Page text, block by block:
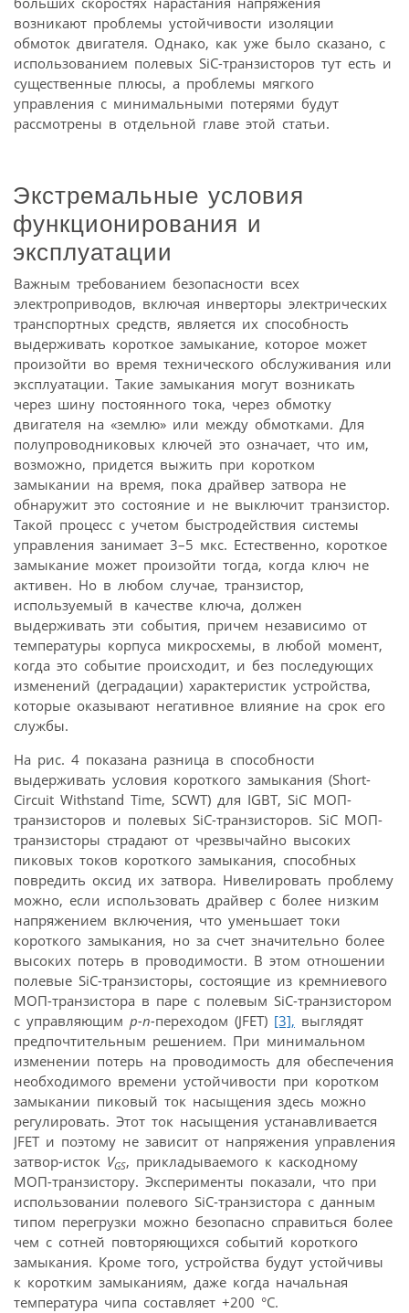
возникают проблемы устойчивости изоляции
обмоток двигателя. Однако, как уже было сказано, с
использованием полевых SiC-транзисторов тут есть и
существенные плюсы, а проблемы мягкого
управления с минимальными потерями будут
рассмотрены в отдельной главе этой статьи.
Экстремальные условия
функционирования и
эксплуатации
Важным требованием безопасности всех
электроприводов, включая инверторы электрических
транспортных средств, является их способность
выдерживать короткое замыкание, которое может
произойти во время технического обслуживания или
эксплуатации. Такие замыкания могут возникать
через шину постоянного тока, через обмотку
двигателя на «землю» или между обмотками. Для
полупроводниковых ключей это означает, что им,
возможно, придется выжить при коротком
замыкании на время, пока драйвер затвора не
обнаружит это состояние и не выключит транзистор.
Такой процесс с учетом быстродействия системы
управления занимает 3–5 мкс. Естественно, короткое
замыкание может произойти тогда, когда ключ не
активен. Но в любом случае, транзистор,
используемый в качестве ключа, должен
выдерживать эти события, причем независимо от
температуры корпуса микросхемы, в любой момент,
когда это событие происходит, и без последующих
изменений (деградации) характеристик устройства,
которые оказывают негативное влияние на срок его
службы.
На рис. 4 показана разница в способности
выдерживать условия короткого замыкания (Short-
Circuit Withstand Time, SCWT) для IGBT, SiC МОП-
транзисторов и полевых SiC-транзисторов. SiC МОП-
транзисторы страдают от чрезвычайно высоких
пиковых токов короткого замыкания, способных
повредить оксид их затвора. Нивелировать проблему
можно, если использовать драйвер с более низким
напряжением включения, что уменьшает токи
короткого замыкания, но за счет значительно более
высоких потерь в проводимости. В этом отношении
полевые SiC-транзисторы, состоящие из кремниевого
МОП-транзистора в паре с полевым SiC-транзистором
с управляющим p-n-переходом (JFET) [3], выглядят
предпочтительным решением. При минимальном
изменении потерь на проводимость для обеспечения
необходимого времени устойчивости при коротком
замыкании пиковый ток насыщения здесь можно
регулировать. Этот ток насыщения устанавливается
JFET и поэтому не зависит от напряжения управления
затвор-исток VGS, прикладываемого к каскодному
МОП-транзистору. Эксперименты показали, что при
использовании полевого SiC-транзистора с данным
типом перегрузки можно безопасно справиться более
чем с сотней повторяющихся событий короткого
замыкания. Кроме того, устройства будут устойчивы
к коротким замыканиям, даже когда начальная
температура чипа составляет +200 °C.